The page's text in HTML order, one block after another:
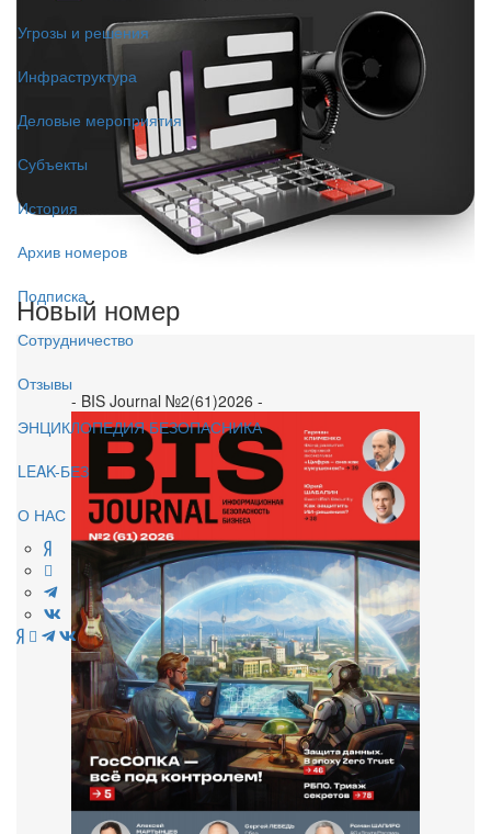
Угрозы и решения
Инфраструктура
Деловые мероприятия
Субъекты
История
Архив номеров
Подписка
Сотрудничество
Отзывы
ЭНЦИКЛОПЕДИЯ БЕЗОПАСНИКА
LEAK-БЕЗ
О НАС
Новый номер
- BIS Journal №2(61)2026 -